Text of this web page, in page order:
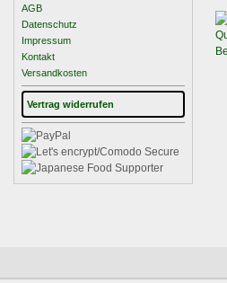
AGB
Datenschutz
Impressum
Kontakt
Versandkosten
Vertrag widerrufen